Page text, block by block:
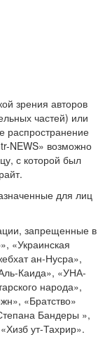
зрения авторов
частей) или
распространение
NEWS» возможно
с которой был
для лиц
запрещенные в
«Украинская
ан-Нусра»,
Каида», «УНА-
народа»,
«Братство»
Бандеры »,
ут-Тахрир».